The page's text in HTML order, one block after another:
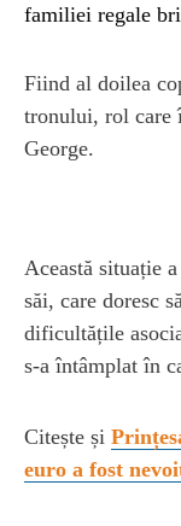
familiei regale
Fiind al doilea
tronului, rol care
George.
Această situație
săi, care doresc
dificultățile
s-a întâmplat în
Citește și
euro a fost